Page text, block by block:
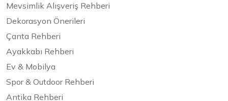
Mevsimlik Alışveriş Rehberi
Dekorasyon Önerileri
Çanta Rehberi
Ayakkabı Rehberi
Ev & Mobilya
Spor & Outdoor Rehberi
Antika Rehberi